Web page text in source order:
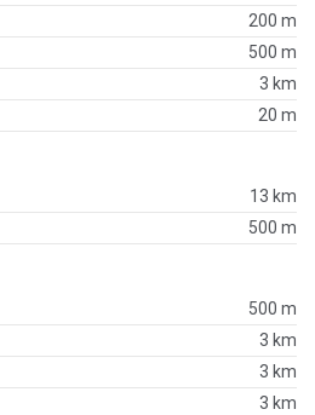
200 m
500 m
3 km
20 m
13 km
500 m
500 m
3 km
3 km
3 km